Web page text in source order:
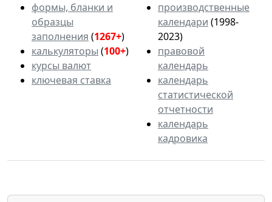
формы, бланки и
образцы
заполнения (1267+)
калькуляторы (100+)
курсы валют
ключевая ставка
производственные
календари (1998-
2023)
правовой
календарь
календарь
статистической
отчетности
календарь
кадровика